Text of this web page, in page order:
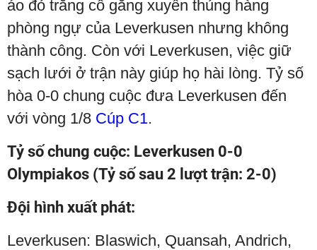
áo đỏ trắng cố gắng xuyên thủng hàng
phòng ngự của Leverkusen nhưng không
thành công. Còn với Leverkusen, việc giữ
sạch lưới ở trận này giúp họ hài lòng. Tỷ số
hòa 0-0 chung cuộc đưa Leverkusen đến
với vòng 1/8 Cúp C1.
Tỷ số chung cuộc: Leverkusen 0-0
Olympiakos (Tỷ số sau 2 lượt trận: 2-0)
Đội hình xuất phát:
Leverkusen: Blaswich, Quansah, Andrich,